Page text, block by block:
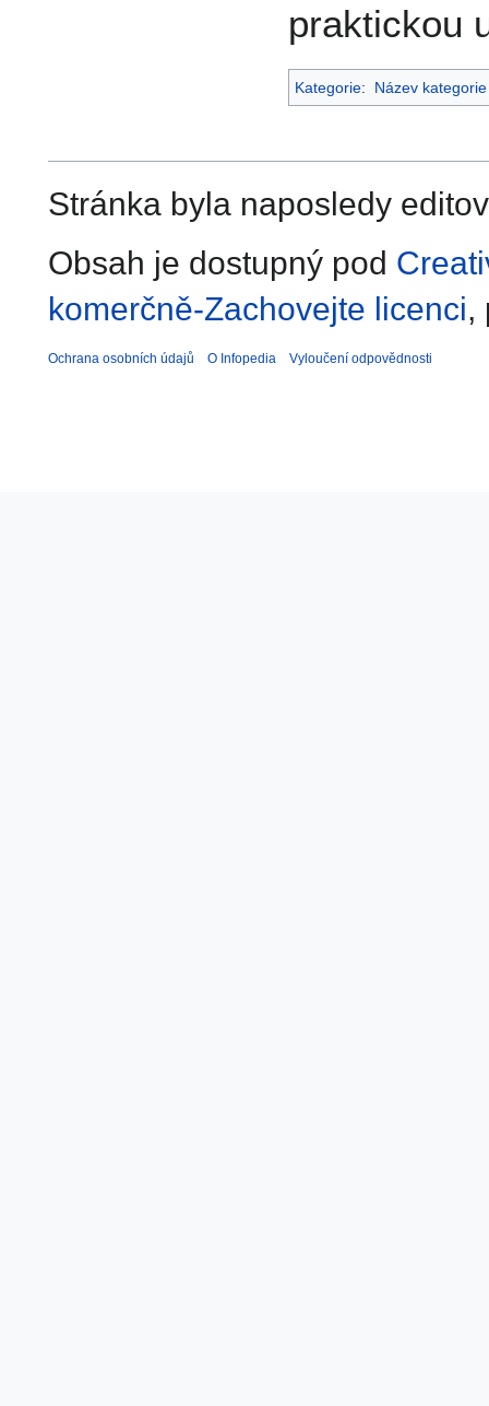
praktickou
Kategorie: Název kategorie
Stránka byla naposledy
Obsah je dostupný pod
komerčně-Zachovejte licenci,
Ochrana osobních údajů O Infopedia Vyloučení odpovědnosti